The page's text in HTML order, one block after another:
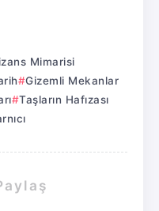
Mimarisi
Gizemli Mekanlar
Taşların Hafızası